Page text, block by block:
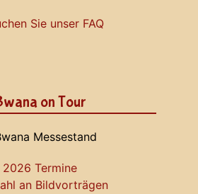
Sie unser FAQ
on Tour
2026 Termine
an Bildvorträgen